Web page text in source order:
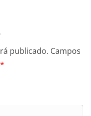
publicado. Campos
*